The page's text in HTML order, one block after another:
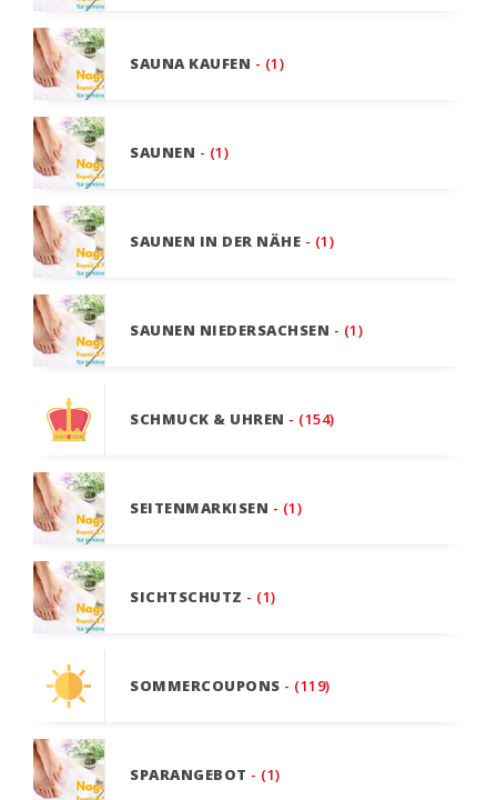
SAUNA KAUFEN - (1)
SAUNEN - (1)
SAUNEN IN DER NÄHE - (1)
SAUNEN NIEDERSACHSEN - (1)
SCHMUCK & UHREN - (154)
SEITENMARKISEN - (1)
SICHTSCHUTZ - (1)
SOMMERCOUPONS - (119)
SPARANGEBOT - (1)